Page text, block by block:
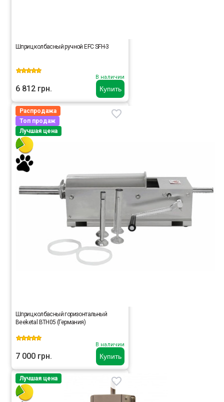
Купить
Шприц колбасный ручной EFC SFH-3
В наличии
6 812 грн.
Купить
Распродажа
Топ продаж
Лучшая цена
Шприц колбасный горизонтальный
Beeketal BTH05 (Германия)
В наличии
7 000 грн.
Лучшая цена